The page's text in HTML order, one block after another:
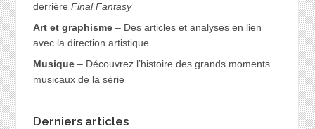
derrière Final Fantasy
Art et graphisme– Des articles et analyses en lien
avec la direction artistique
Musique– Découvrez l’histoire des grands moments
musicaux de la série
Derniers articles